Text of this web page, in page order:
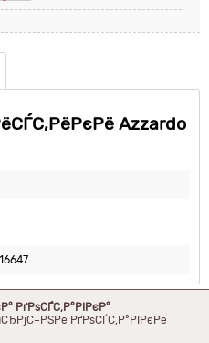
Azzardo
РґРѕСЃС‚Р°РІРєР°
РґРѕСЃС‚Р°РІРєРё